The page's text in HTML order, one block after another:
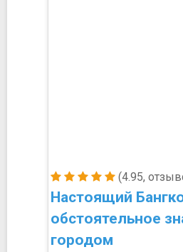
(4.95,
Настоящий
обстоятельное
городом